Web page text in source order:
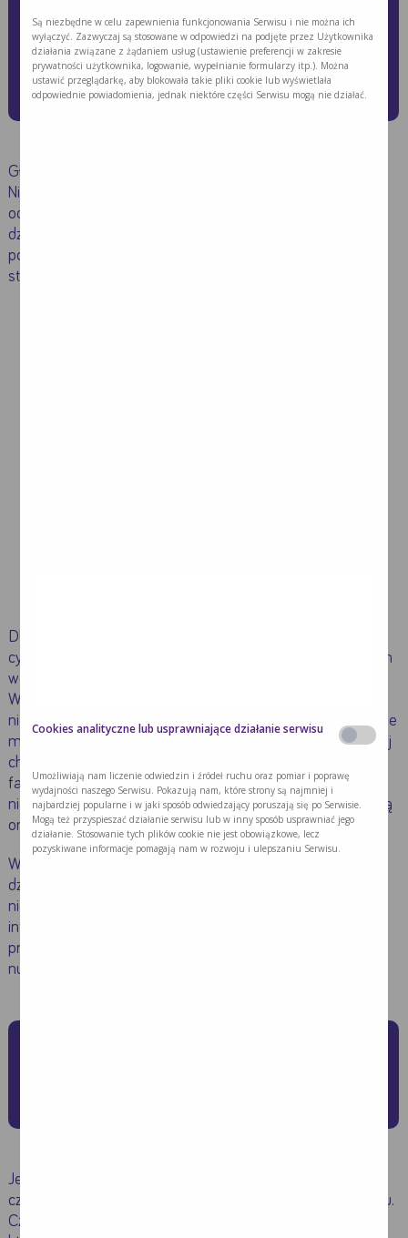
mogą wystąpić w trakcie
chemioterapii? Czy można je
ograniczyć?
Głównym celem chemioterapii jest zwalczenie nowotworu.
Niestety leki cytotoksyczne nie działają selektywnie i
oddziałują na wszystkie, również zdrowe, intensywnie
dzielące się komórki np.: szpiku kostnego czy przewodu
pokarmowego. W związku z tym w trakcie chemioterapii
stwierdza się następujące działania niepożądane:
Dlatego też, żeby ograniczyć niekorzystny wpływ leków
cytotoksycznych na organizm, są one podawane pacjentom
według danego schematu, w ustalonych odstępach czasu.
Warto również podkreślić, że mimo licznych działań
niepożądanych występujących podczas terapii, stanowią one
mniejsze zagrożenie dla zdrowia człowieka niż dalszy rozwój
choroby nowotworowej. Aktualnie istnieje wiele możliwości
farmakologicznych, które mogą ograniczać działania
niepożądane leczenia onkologicznego, jednak nie zawsze są
one w pełni skuteczne.
W przypadku nasilonych i długotrwale utrzymujących się
działań niepożądanych istnieje duże ryzyko rozwoju
niedożywienia, co może wymagać podjęcia odpowiedniej
interwencji żywieniowej. Pomocne może być również
przestrzeganie diety dzięki, której możliwe jest ograniczenie
nudności, wymiotów, a tym samym zwiększenie apetytu.
Jednym ze zgłaszanych objawów jest utrata apetytu, której
często towarzyszą zaburzenia odczuwania smaku i zapachu.
Często pacjenci skarżą się również na dolegliwości bólowe,
Są niezbędne w celu zapewnienia funkcjonowania Serwisu i nie można ich
wyłączyć. Zazwyczaj są stosowane w odpowiedzi na podjęte przez Użytkownika
działania związane z żądaniem usług (ustawienie preferencji w zakresie
prywatności użytkownika, logowanie, wypełnianie formularzy itp.). Można
ustawić przeglądarkę, aby blokowała takie pliki cookie lub wyświetlała
odpowiednie powiadomienia, jednak niektóre części Serwisu mogą nie działać.
Cookies analityczne lub usprawniające działanie serwisu
Umożliwiają nam liczenie odwiedzin i źródeł ruchu oraz pomiar i poprawę
wydajności naszego Serwisu. Pokazują nam, które strony są najmniej i
najbardziej popularne i w jaki sposób odwiedzający poruszają się po Serwisie.
Mogą też przyspieszać działanie serwisu lub w inny sposób usprawniać jego
działanie. Stosowanie tych plików cookie nie jest obowiązkowe, lecz
pozyskiwane informacje pomagają nam w rozwoju i ulepszaniu Serwisu.